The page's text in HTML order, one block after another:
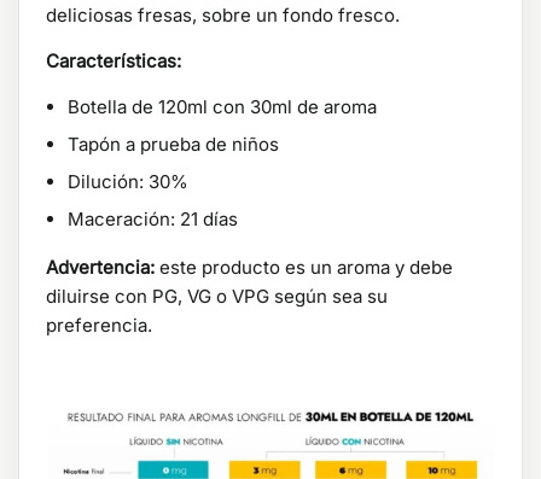
deliciosas fresas, sobre un fondo fresco.
Características:
Botella de 120ml con 30ml de aroma
Tapón a prueba de niños
Dilución: 30%
Maceración: 21 días
Advertencia: este producto es un aroma y debe
diluirse con PG, VG o VPG según sea su
preferencia.